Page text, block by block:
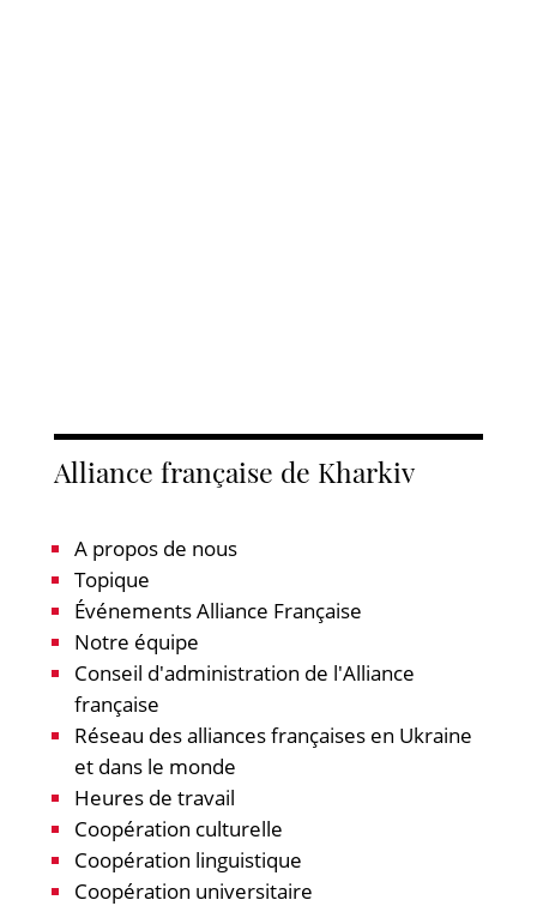
Alliance française de Kharkiv
A propos de nous
Topique
Événements Alliance Française
Notre équipe
Conseil d'administration de l'Alliance
française
Réseau des alliances françaises en Ukraine
et dans le monde
Heures de travail
Coopération culturelle
Coopération linguistique
Coopération universitaire